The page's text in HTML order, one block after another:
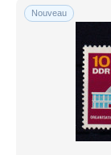
Nouveau